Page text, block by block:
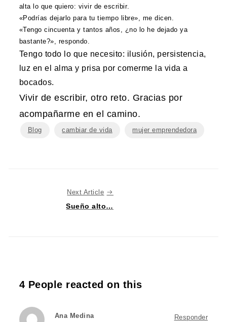
alta lo que quiero: vivir de escribir.
«Podrías dejarlo para tu tiempo libre», me dicen.
«Tengo cincuenta y tantos años, ¿no lo he dejado ya
bastante?», respondo.
Tengo todo lo que necesito: ilusión, persistencia,
luz en el alma y prisa por comerme la vida a
bocados.
Vivir de escribir, otro reto. Gracias por
acompañarme en el camino.
Blog cambiar de vida mujer emprendedora
Next Article
Sueño alto…
4 People reacted on this
Responder
Ana Medina